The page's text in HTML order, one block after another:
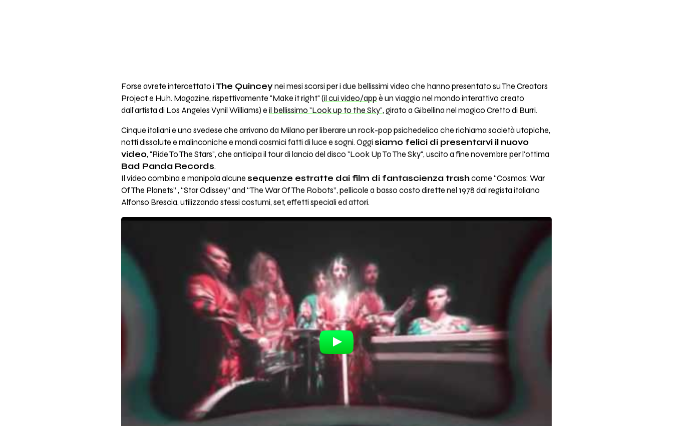
Forse avrete intercettato i The Quincey nei mesi scorsi per i due bellissimi video che hanno presentato su The Creators
Project e Huh. Magazine, rispettivamente "Make it right" (il cui video/app è un viaggio nel mondo interattivo creato
dall'artista di Los Angeles Vynil Williams) e il bellissimo "Look up to the Sky", girato a Gibellina nel magico Cretto di Burri.
Cinque italiani e uno svedese che arrivano da Milano per liberare un rock-pop psichedelico che richiama società utopiche,
notti dissolute e malinconiche e mondi cosmici fatti di luce e sogni. Oggi siamo felici di presentarvi il nuovo
video, "Ride To The Stars", che anticipa il tour di lancio del disco "Look Up To The Sky", uscito a fine novembre per l'ottima
Bad Panda Records.
Il video combina e manipola alcune sequenze estratte dai film di fantascienza trashcome “Cosmos: War
Of The Planets” , “Star Odissey” and “The War Of The Robots”, pellicole a basso costo dirette nel 1978 dal regista italiano
Alfonso Brescia, utilizzando stessi costumi, set, effetti speciali ed attori.